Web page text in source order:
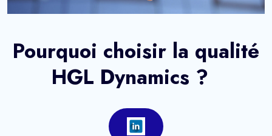
Pourquoi choisir la qualité
HGL Dynamics ?